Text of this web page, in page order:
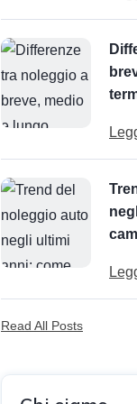
Read All Posts